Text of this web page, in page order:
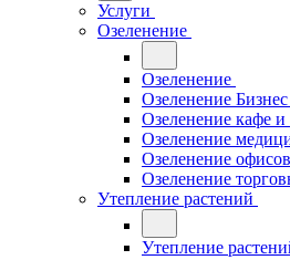
Услуги
Озеленение
Озеленение
Озеленение
Озеленение кафе и
Озеленение
Озеленение офисов
Озеленение
Утепление растений
Утепление